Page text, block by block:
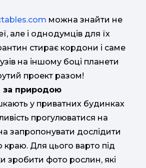
можна знайти не
але і однодумців для їх
стирає кордони і саме
на іншому боці планети
проект разом!
за природою
у приватних будинках
прогулюватися на
запропонувати дослідити
краю. Для цього варто під
зробити фото рослин, які